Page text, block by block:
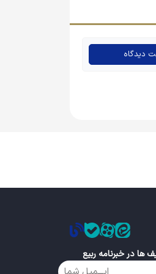
و چه از نظر
با صرفه بوده و
دیدگاه
در خبرنامه ربیع